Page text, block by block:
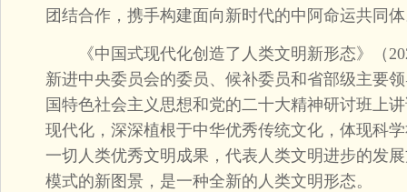
团结合作，携手构建面向新时代的中阿命运共同
《中国式现代化创造了人类文明新形态》（
新进中央委员会的委员、候补委员和省部级主要
国特色社会主义思想和党的二十大精神研讨班上
现代化，深深植根于中华优秀传统文化，体现科
一切人类优秀文明成果，代表人类文明进步的发
模式的新图景，是一种全新的人类文明形态。